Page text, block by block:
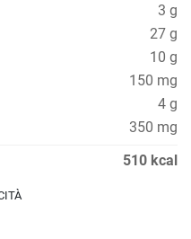
3 g
27 g
10 g
150 mg
4 g
350 mg
510 kcal